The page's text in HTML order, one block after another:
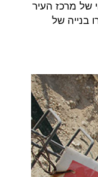
המזרחי של מרכז העיר
בנייה של